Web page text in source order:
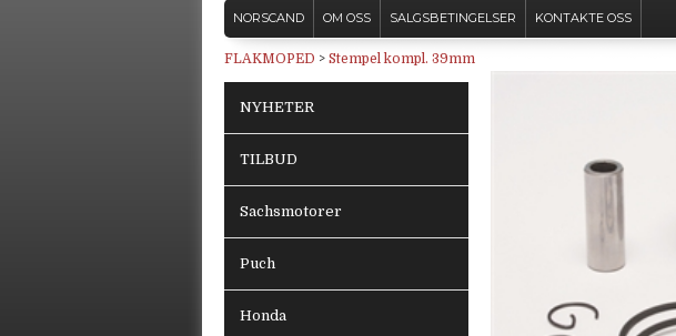
NORSCAND OM OSS SALGSBETINGELSER KONTAKTE OSS
FLAKMOPED > Stempel kompl. 39mm
NYHETER
TILBUD
Sachsmotorer
Puch
Honda